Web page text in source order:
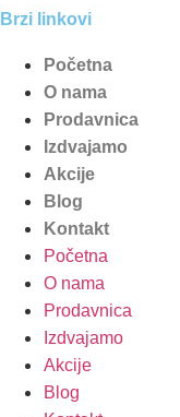
Brzi linkovi
Početna
O nama
Prodavnica
Izdvajamo
Akcije
Blog
Kontakt
Početna
O nama
Prodavnica
Izdvajamo
Akcije
Blog